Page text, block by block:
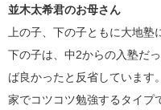
並木太希君のお母さん
上の子、下の子ともに大地塾
下の子は、中2からの入塾だ
ば良かったと反省しています。
家でコツコツ勉強するタイプ